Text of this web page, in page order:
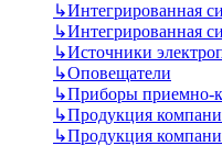
↳Интегрированная
↳Интегрированная
↳Источники
↳Оповещатели
↳Приборы приемно-
↳Продукция
↳Продукция